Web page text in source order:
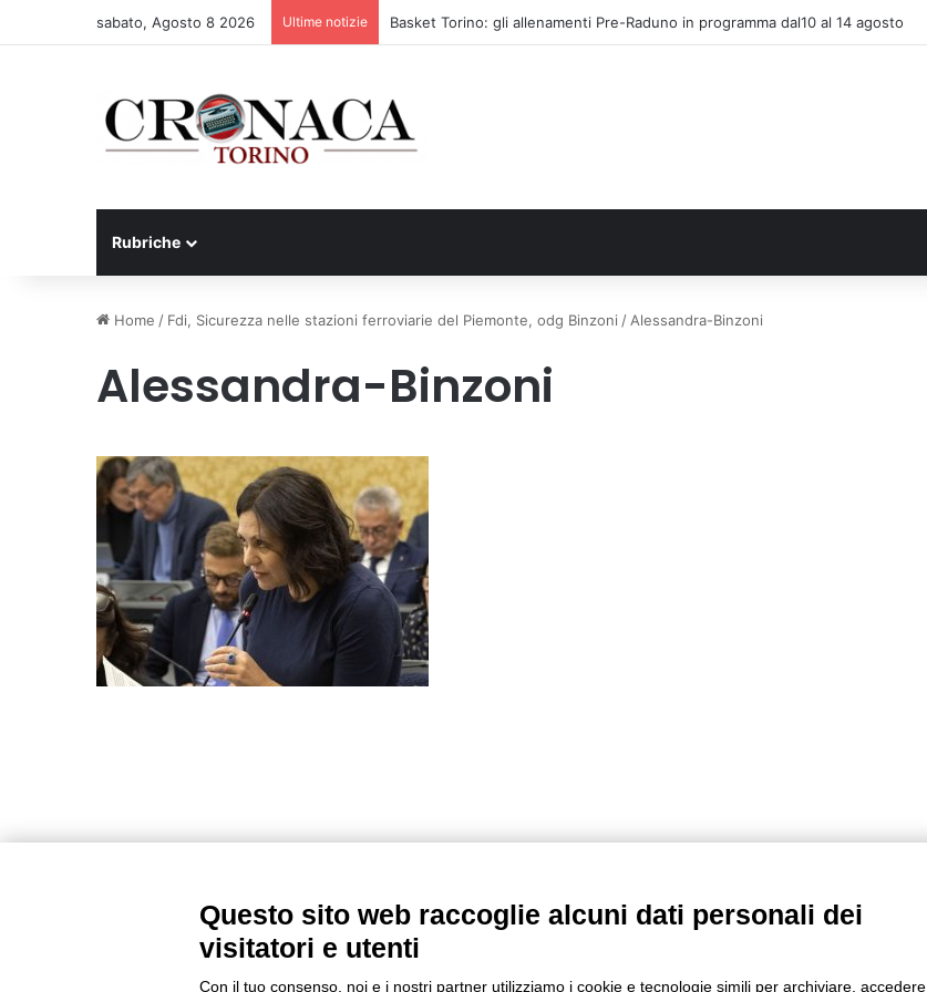
sabato, Agosto 8 2026 Ultime notizie Basket Torino: gli allenamenti Pre-Raduno in programma dal10 al 14 agosto
Rubriche
Home / Fdi, Sicurezza nelle stazioni ferroviarie del Piemonte, odg Binzoni / Alessandra-Binzoni
Alessandra-Binzoni
Questo sito web raccoglie alcuni dati personali dei
visitatori e utenti
Con il tuo consenso, noi e i nostri partner utilizziamo i cookie e tecnologie simili per archiviare, accedere